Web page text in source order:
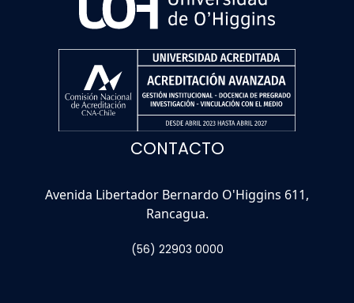
CONTACTO
Avenida Libertador Bernardo O'Higgins 611,
Rancagua.
(56) 22903 0000